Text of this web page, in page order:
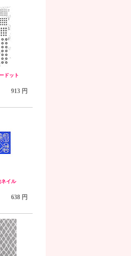
ドット
913 円
イル
638 円